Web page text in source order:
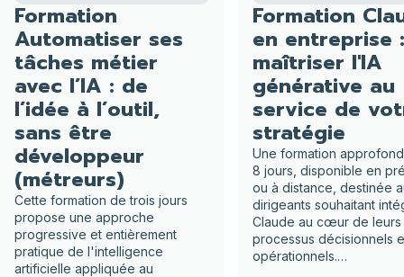
Formation
Automatiser ses
tâches métier
avec l’IA : de
l’idée à l’outil,
sans être
développeur
(métreurs)
Cette formation de trois jours
propose une approche
progressive et entièrement
pratique de l'intelligence
artificielle appliquée au
Formation
en entreprise :
maîtriser l'IA
générative au
service de
stratégie
Une formation
8 jours, disponible en
ou à distance, destinée
dirigeants souhaitant
Claude au cœur de leurs
processus décisionnels
opérationnels.…